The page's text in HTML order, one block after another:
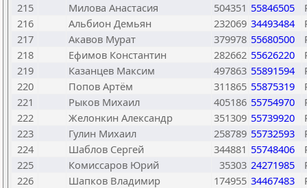
215
Милова Анастасия 504351 55846505
216
Альбион Демьян 232069 34493484
217
Акавов Мурат 379978 55680500
218
Ефимов Константин 282662 55626220
219
Казанцев Максим 497863 55891594
220
Попов Артём 311865 55875319
221
Рыков Михаил 405186 55754970
222
Желонкин Александр 351309 55739920
223
Гулин Михаил 258789 55732593
224
Шаблов Сергей 344881 55748406
225
Комиссаров Юрий 35303 24271985
226
Шапков Владимир 174955 34467483